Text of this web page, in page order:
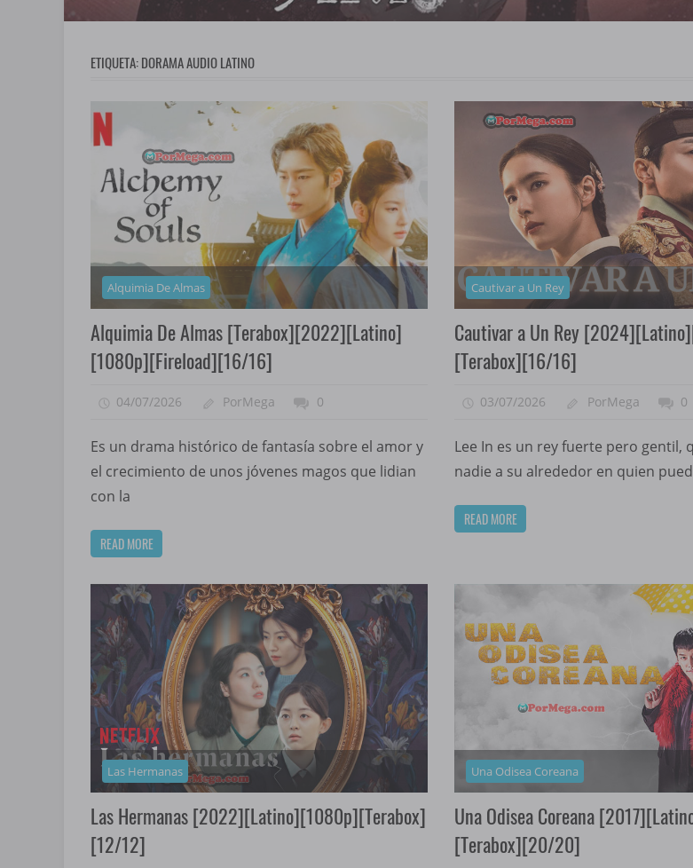
ETIQUETA:DORAMA AUDIO LATINO
Alquimia De Almas
Alquimia De Almas [Terabox][2022][Latino]
[1080p][Fireload][16/16]
04/07/2026 PorMega 0
Es un drama histórico de fantasía sobre el amor y
el crecimiento de unos jóvenes magos que lidian
con la
READ MORE
Cautivar a Un Rey
Cautivar a Un Rey
[Terabox][16/16]
03/07/2026 PorMega 0
Lee In es un rey fuerte pero gentil,
nadie a su alrededor en quien
READ MORE
Las Hermanas
Las Hermanas [2022][Latino][1080p][Terabox]
[12/12]
Una Odisea Coreana
Una Odisea Coreana
[Terabox][20/20]